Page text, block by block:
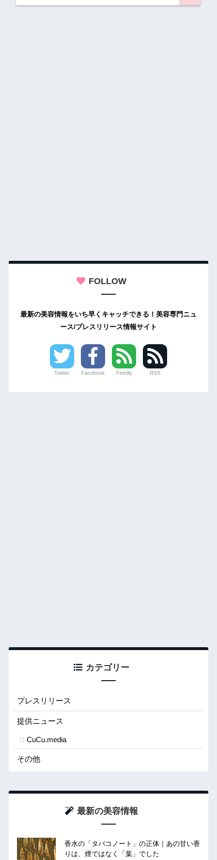
FOLLOW
最新の美容情報をいち早くキャッチできる！美容専門ニュ
ース/プレスリリース情報サイト
Twitter Facebook Feedly RSS
カテゴリー
プレスリリース
提供ニュース
CuCu.media
その他
最新の美容情報
香水の「タバコノート」の正体｜あの甘い香
りは、煙ではなく「葉」でした